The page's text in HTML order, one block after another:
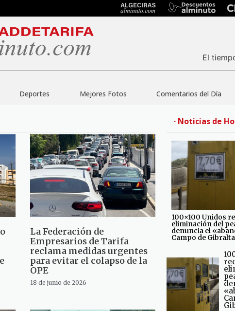
El
Deportes Mejores Fotos Comentarios del Día
La Federación de
Empresarios de Tarifa
reclama medidas urgentes
para evitar el colapso de la
OPE
18 de junio de 2026
· Noticias de
100×100 Unidos
eliminación del
denuncia el
Campo de